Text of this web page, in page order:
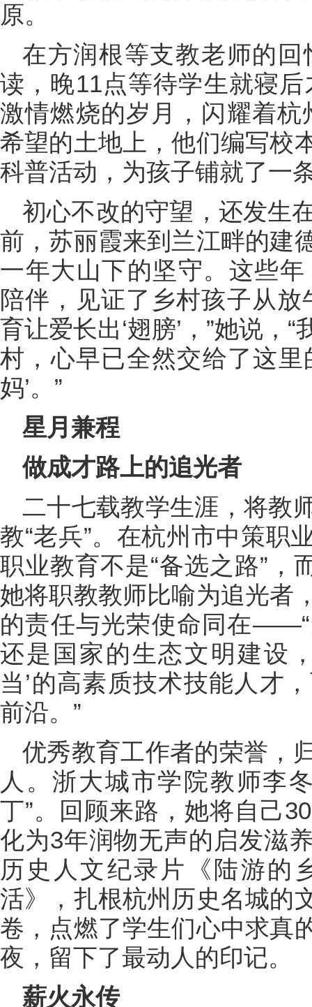
原。
在方润根等支教老师的回
读，晚11点等待学生就寝
激情燃烧的岁月，闪耀着杭
希望的土地上，他们编写校
科普活动，为孩子铺就了一
初心不改的守望，还发生
前，苏丽霞来到兰江畔的建
一年大山下的坚守。这些
陪伴，见证了乡村孩子从
育让爱长出‘翅膀’，”她说，
村，心早已全然交给了这里
妈’。”
星月兼程
做成才路上的追光者
二十七载教学生涯，将教
教“老兵”。在杭州市中策职
职业教育不是“备选之路”，
她将职教教师比喻为追光者
的责任与光荣使命同在
还是国家的生态文明建设
当’的高素质技术技能人才
前沿。”
优秀教育工作者的荣誉，
人。浙大城市学院教师李
丁”。回顾来路，她将自己
化为3年润物无声的启发滋
历史人文纪录片《陆游的
活》，扎根杭州历史名城的
卷，点燃了学生们心中求真
夜，留下了最动人的印记。
薪火永传